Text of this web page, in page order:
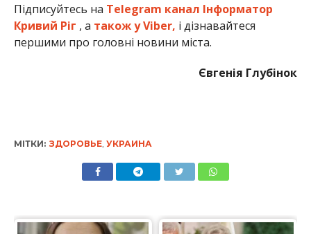
Підписуйтесь на Telegram канал Інформатор
Кривий Ріг , а також у Viber, і дізнавайтеся
першими про головні новини міста.
Євгенія Глубінок
МІТКИ: ЗДОРОВЬЕ, УКРАИНА